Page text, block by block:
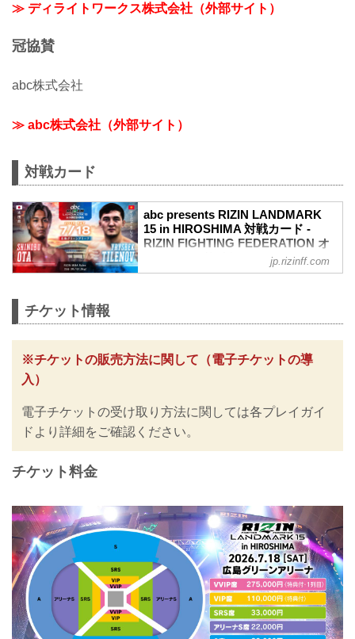
≫ ディライトワークス株式会社（外部サイト）
冠協賛
abc株式会社
≫ abc株式会社（外部サイト）
対戦カード
abc presents RIZIN LANDMARK
15 in HIROSHIMA 対戦カード -
RIZIN FIGHTING FEDERATION オ
ジョニー・ケース vs. 天弥
RIZIN MMAルール：5分3R（71.0kg）
ジョニー・ケース vs. 天弥
篠塚辰樹 vs. イ・ジェフン
芝宏二郎 vs. 遥心
RIZINキックボクシングルール：3分
jp.rizinff.com
チケット情報
※チケットの販売方法に関して（電子チケットの導
入）
電子チケットの受け取り方法に関しては各プレイガイ
ドより詳細をご確認ください。
チケット料金